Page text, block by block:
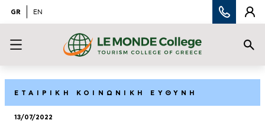
GR EN
ΕΤΑΙΡΙΚΗ ΚΟΙΝΩΝΙΚΗ ΕΥΘΥΝΗ
13/07/2022